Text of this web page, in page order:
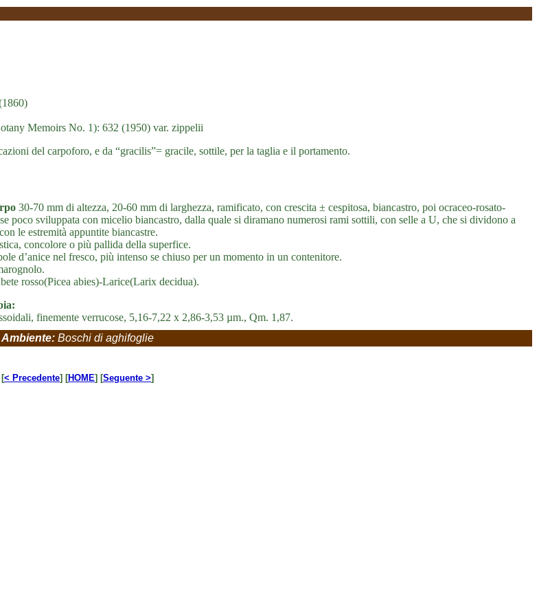
Memoirs No. 1): 632 (1950) var. zippelii
del carpoforo, e da “gracilis”= gracile, sottile, per la taglia e il portamento.
30-70 mm di altezza, 20-60 mm di larghezza, ramificato, con crescita ± cespitosa, biancastro, poi ocraceo-rosato-
poco sviluppata con micelio biancastro, dalla quale si diramano numerosi rami sottili, con selle a U, che si dividono a
le estremità appuntite biancastre.
concolore o più pallida della superfice.
d’anice nel fresco, più intenso se chiuso per un momento in un contenitore.
rosso(Picea abies)-Larice(Larix decidua).
finemente verrucose, 5,16-7,22 x 2,86-3,53 µm., Qm. 1,87.
Ambiente: Boschi di aghifoglie
[< Precedente] [HOME] [Seguente >]